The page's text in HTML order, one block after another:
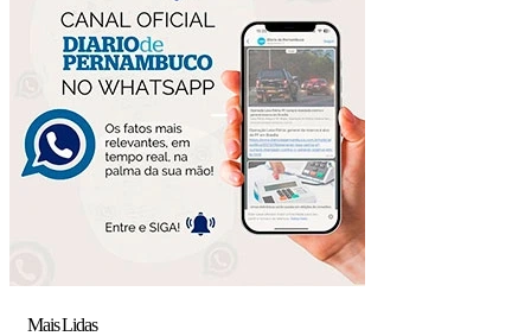
Mais Lidas